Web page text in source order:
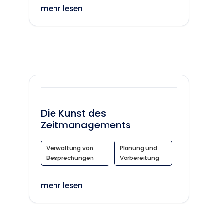
mehr lesen
Die Kunst des
Zeitmanagements
Verwaltung von
Besprechungen
Planung und
Vorbereitung
mehr lesen